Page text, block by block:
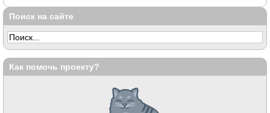
Поиск на сайте
Как помочь проекту?